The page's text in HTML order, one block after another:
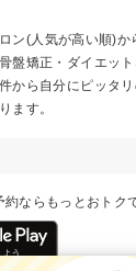
ン(人気が高い順)か
盤矯正・ダイエッ
から自分にピッタ
ます。
ならもっとおトク